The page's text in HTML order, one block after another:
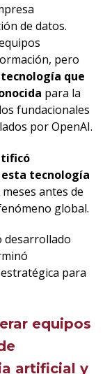
de datos.
pero
que
para la
fundacionales
por OpenAI.
tecnología
antes de
global.
desarrollado
para
equipos
artificial y